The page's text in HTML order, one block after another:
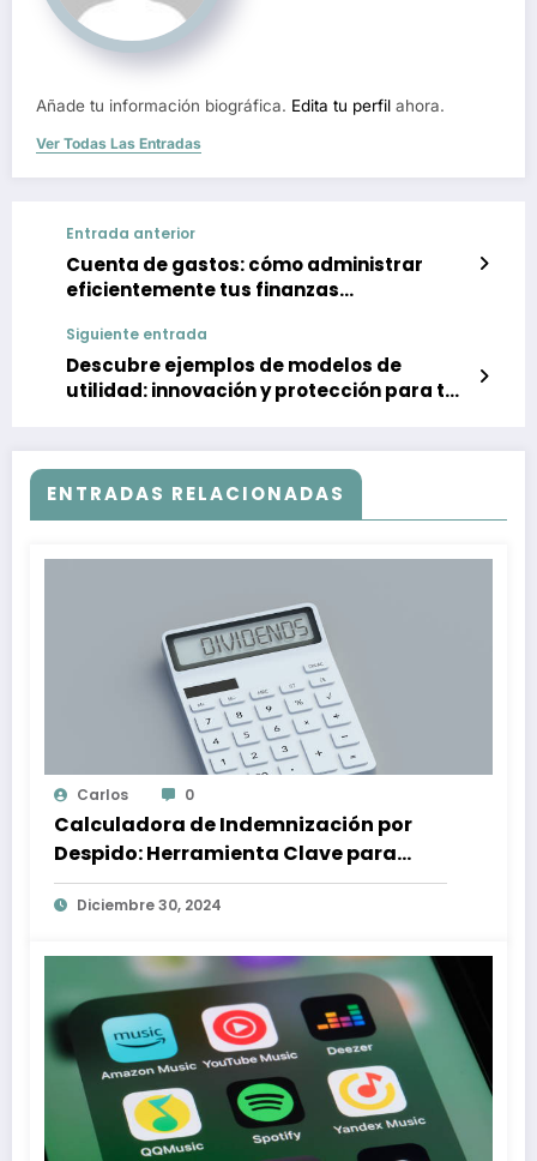
Añade tu información biográfica. Edita tu perfil ahora.
Ver Todas Las Entradas
Entrada anterior
Cuenta de gastos: cómo administrar
eficientemente tus finanzas
Siguiente entrada
Descubre ejemplos de modelos de
utilidad: innovación y protección para tu
ENTRADAS RELACIONADAS
Carlos 0
Calculadora de Indemnización por
Despido: Herramienta Clave para
Proteger tus Derechos Laborales
Diciembre 30, 2024